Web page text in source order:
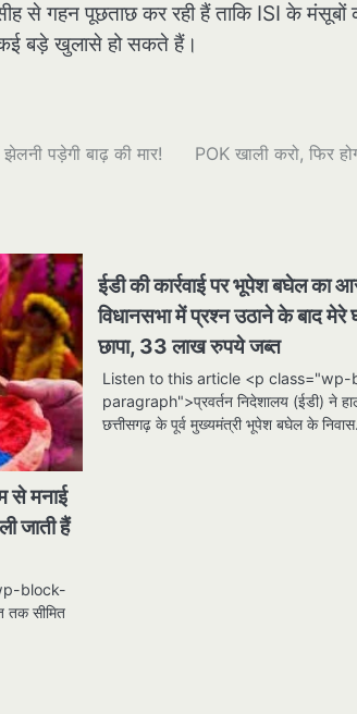
से गहन पूछताछ कर रही हैं ताकि ISI के
बड़े खुलासे हो सकते हैं।
पड़ेगी बाढ़ की मार! POK खाली करो, फिर
से मनाई
जाती हैं
block-
तक सीमित
ईडी की कार्रवाई पर भूपेश बघेल का
विधानसभा में प्रश्न उठाने के बाद मेरे
छापा, 33 लाख रुपये जब्त
Listen to this article <p class="wp-
paragraph">प्रवर्तन निदेशालय (ईडी) ने
छत्तीसगढ़ के पूर्व मुख्यमंत्री भूपेश बघेल के